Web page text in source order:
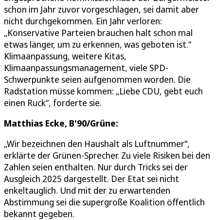
schon im Jahr zuvor vorgeschlagen, sei damit aber
nicht durchgekommen. Ein Jahr verloren:
„Konservative Parteien brauchen halt schon mal
etwas länger, um zu erkennen, was geboten ist.“
Klimaanpassung, weitere Kitas,
Klimaanpassungsmanagement, viele SPD-
Schwerpunkte seien aufgenommen worden. Die
Radstation müsse kommen: „Liebe CDU, gebt euch
einen Ruck“, forderte sie.
Matthias Ecke, B'90/Grüne:
„Wir bezeichnen den Haushalt als Luftnummer“,
erklärte der Grünen-Sprecher. Zu viele Risiken bei den
Zahlen seien enthalten. Nur durch Tricks sei der
Ausgleich 2025 dargestellt. Der Etat sei nicht
enkeltauglich. Und mit der zu erwartenden
Abstimmung sei die supergroße Koalition öffentlich
bekannt gegeben.